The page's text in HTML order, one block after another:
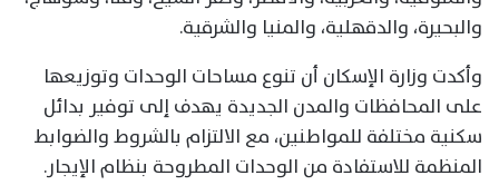
والبحيرة، والدقهلية، والمنيا والشرقية.
وأكدت وزارة الإسكان أن تنوع مساحات الوحدات وتوزيعها
على المحافظات والمدن الجديدة يهدف إلى توفير بدائل
سكنية مختلفة للمواطنين، مع الالتزام بالشروط والضوابط
المنظمة للاستفادة من الوحدات المطروحة بنظام الإيجار.